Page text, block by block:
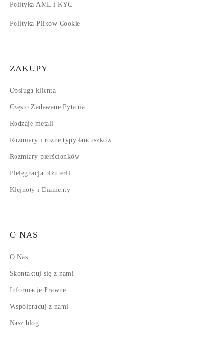
Polityka AML i KYC
Polityka Plików Cookie
ZAKUPY
Obsługa klienta
Często Zadawane Pytania
Rodzaje metali
Rozmiary i różne typy łańcuszków
Rozmiary pierścionków
Pielęgnacja biżuterii
Klejnoty i Diamenty
O NAS
O Nas
Skontaktuj się z nami
Informacje Prawne
Współpracuj z nami
Nasz blog